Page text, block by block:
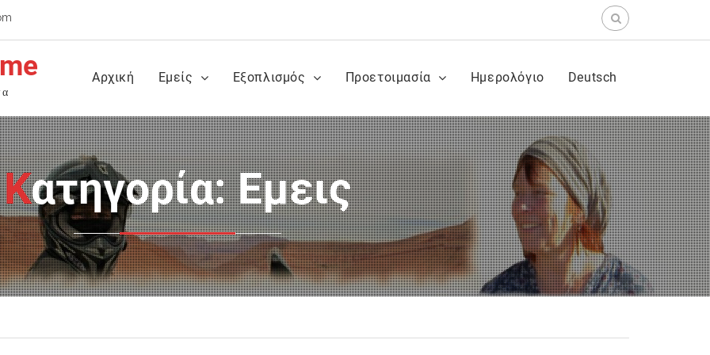
Search
for:
Αρχική Εμείς Εξοπλισμός Προετοιμασία Ημερολόγιο Deutsch
Κατηγορία: Εμεις